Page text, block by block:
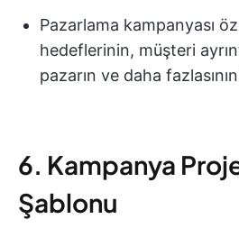
Pazarlama kampanyası
hedeflerinin, müşteri
pazarın ve daha
6. Kampanya
Şablonu